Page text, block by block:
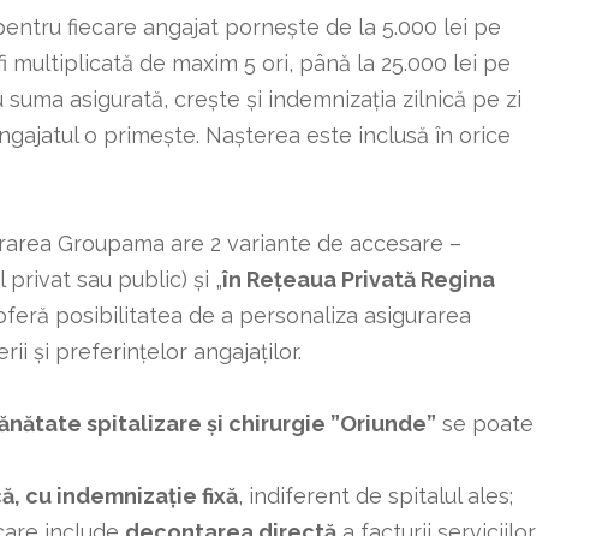
fiecare angajat pornește de la 5.000 lei pe
multiplicată de maxim 5 ori, până la 25.000 lei pe
suma asigurată, crește și indemnizaţia zilnică pe zi
o primește. Nașterea este inclusă în orice
Groupama are 2 variante de accesare –
privat sau public) și „în Rețeaua Privată Regina
posibilitatea de a personaliza asigurarea
și preferințelor angajaților.
spitalizare și chirurgie ”Oriunde” se poate
cu indemnizație fixă, indiferent de spitalul ales;